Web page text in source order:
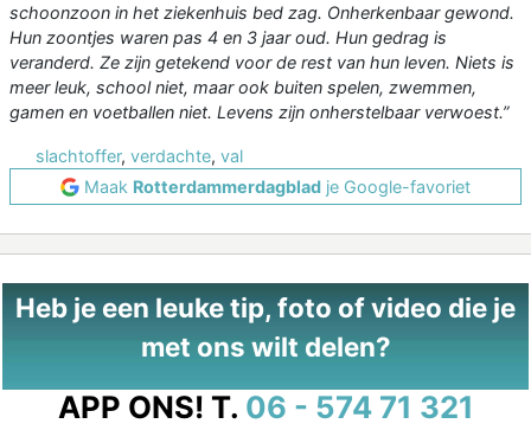
schoonzoon in het ziekenhuis bed zag. Onherkenbaar gewond.
Hun zoontjes waren pas 4 en 3 jaar oud. Hun gedrag is
veranderd. Ze zijn getekend voor de rest van hun leven. Niets is
meer leuk, school niet, maar ook buiten spelen, zwemmen,
gamen en voetballen niet. Levens zijn onherstelbaar verwoest.”
slachtoffer, verdachte, val
Maak Rotterdammerdagblad je Google-favoriet
Heb je een leuke tip, foto of video die je
met ons wilt delen?
APP ONS! T. 06 - 574 71 321